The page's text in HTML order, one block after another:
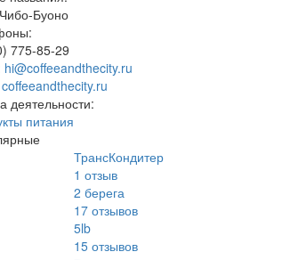
Буоно
775-85-29
hi@coffeeandthecity.ru
coffeeandthecity.ru
деятельности:
питания
ТрансКондитер
1 отзыв
2 берега
17 отзывов
5lb
15 отзывов